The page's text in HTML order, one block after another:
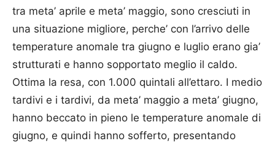
tra meta’ aprile e meta’ maggio, sono cresciuti in
una situazione migliore, perche’ con l’arrivo delle
temperature anomale tra giugno e luglio erano gia’
strutturati e hanno sopportato meglio il caldo.
Ottima la resa, con 1.000 quintali all’ettaro. I medio
tardivi e i tardivi, da meta’ maggio a meta’ giugno,
hanno beccato in pieno le temperature anomale di
giugno, e quindi hanno sofferto, presentando